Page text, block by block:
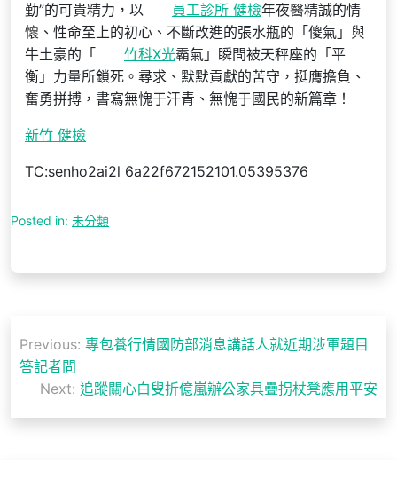
勤”的可貴精力，以
員工診所 健檢年夜醫精誠的情
懷、性命至上的初心、不斷改進的張水瓶的「傻氣」與
牛土豪的「
竹科X光霸氣」瞬間被天秤座的「平
衡」力量所鎖死。尋求、默默貢獻的苦守，挺膺擔負、
奮勇拼搏，書寫無愧于汗青、無愧于國民的新篇章！
新竹 健檢
TC:senho2ai2l 6a22f672152101.05395376
Posted in: 未分類
章
覽
Previous: 專包養行情國防部消息講話人就近期涉軍題目
答記者問
Next: 追蹤關心白叟折億嵐辦公家具疊拐杖凳應用平安